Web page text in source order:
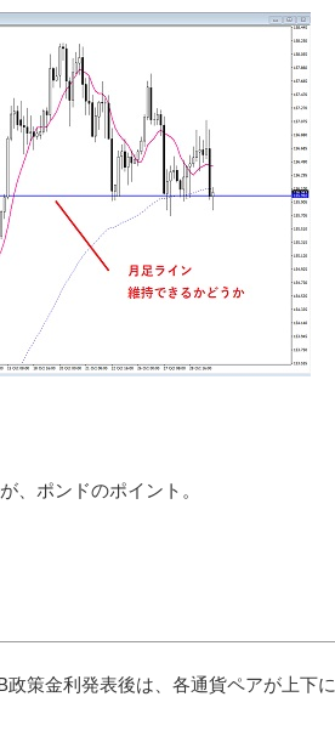
、ポンドのポイント。
策金利発表後は、各通貨ペアが上下に